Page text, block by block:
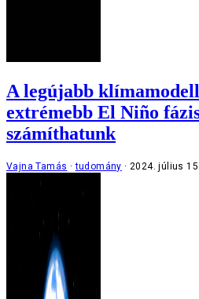
A legújabb
extrémebb El Niño
számíthatunk
Vajna Tamás tudomány 2024. július 15.